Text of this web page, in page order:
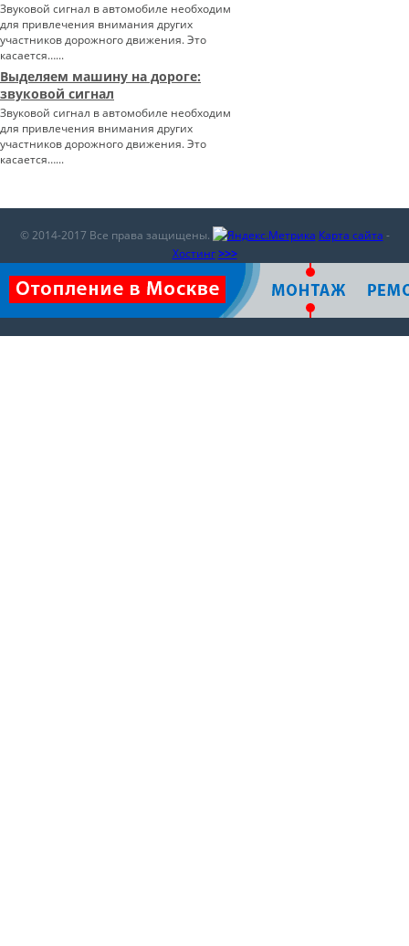
Звуковой сигнал в автомобиле необходим
для привлечения внимания других
участников дорожного движения. Это
касается…...
Выделяем машину на дороге:
звуковой сигнал
Звуковой сигнал в автомобиле необходим
для привлечения внимания других
участников дорожного движения. Это
касается…...
© 2014-2017 Все права защищены. Карта сайта -
Хостинг >>>